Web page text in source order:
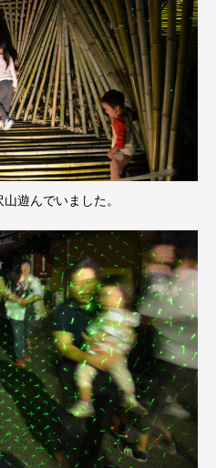
遊んでいました。